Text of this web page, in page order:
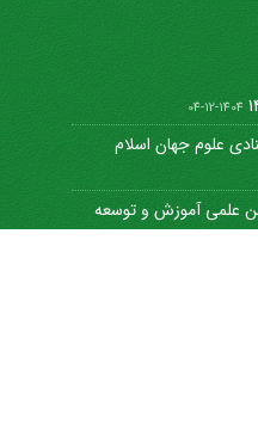
1404-12-04
علوم جهان اسلام
علمی آموزش و توسعه